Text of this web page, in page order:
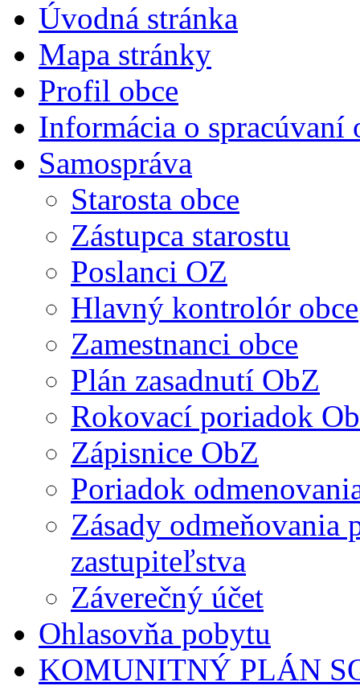
Úvodná stránka
Mapa stránky
Profil obce
Informácia o spracúvaní
Samospráva
Starosta obce
Zástupca starostu
Poslanci OZ
Hlavný kontrolór obce
Zamestnanci obce
Plán zasadnutí ObZ
Rokovací poriadok
Zápisnice ObZ
Poriadok
Zásady odmeňovania
zastupiteľstva
Záverečný účet
Ohlasovňa pobytu
KOMUNITNÝ PLÁN